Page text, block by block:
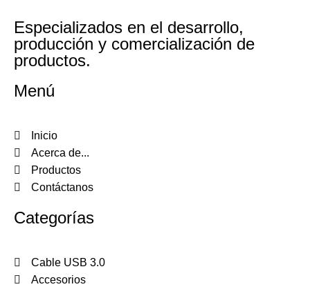
Especializados en el desarrollo,
producción y comercialización de
productos.
Menú
Inicio
Acerca de...
Productos
Contáctanos
Categorías
Cable USB 3.0
Accesorios